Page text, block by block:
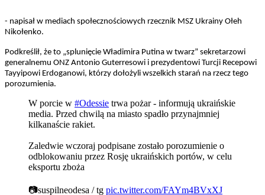
- napisał w mediach społecznościowych rzecznik MSZ Ukrainy Ołeh
Nikołenko.
Podkreślił, że to „splunięcie Władimira Putina w twarz” sekretarzowi
generalnemu ONZ Antonio Guterresowi i prezydentowi Turcji Recepowi
Tayyipowi Erdoganowi, którzy dołożyli wszelkich starań na rzecz tego
porozumienia.
W porcie w #Odessie trwa pożar - informują ukraińskie
media. Przed chwilą na miasto spadło przynajmniej
kilkanaście rakiet.
Zaledwie wczoraj podpisane zostało porozumienie o
odblokowaniu przez Rosję ukraińskich portów, w celu
eksportu zboża
📷suspilneodesa / tg pic.twitter.com/FAYm4BVxXJ